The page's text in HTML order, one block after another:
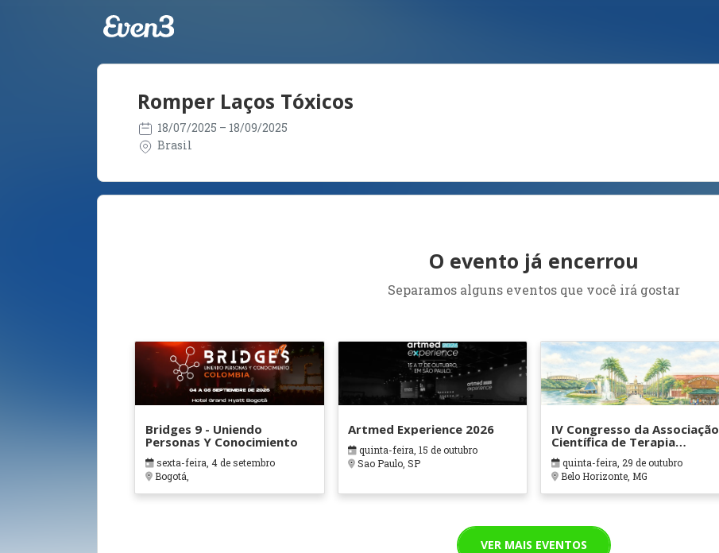
Romper Laços Tóxicos
18/07/2025 – 18/09/2025
Brasil
O evento já encerrou
Separamos alguns eventos que você irá gostar
Bridges 9 - Uniendo
Personas Y Conocimiento
sexta-feira, 4 de setembro
Bogotá,
Artmed Experience 2026
quinta-feira, 15 de outubro
Sao Paulo, SP
IV Congresso da Associação
Científica de Terapia
Ocupacional em Contextos
Hospitalares e Cuidados
Paliativos - ATOHOSP
quinta-feira, 29 de outubro
Belo Horizonte, MG
VER MAIS EVENTOS